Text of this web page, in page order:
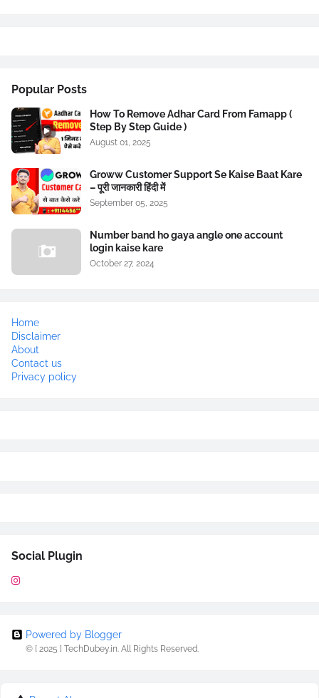
Popular Posts
How To Remove Adhar Card From Famapp (
Step By Step Guide )
August 01, 2025
Groww Customer Support Se Kaise Baat Kare
– पूरी जानकारी हिंदी में
September 05, 2025
Number band ho gaya angle one account
login kaise kare
October 27, 2024
Home
Disclaimer
About
Contact us
Privacy policy
Social Plugin
Powered by Blogger
© [ 2025 ] TechDubey.in. All Rights Reserved.